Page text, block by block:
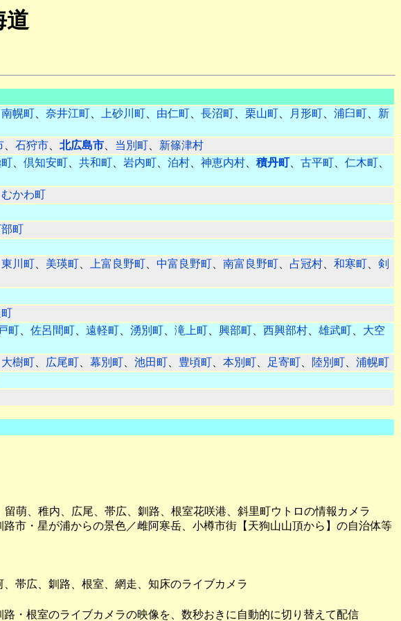
道
南幌町、 奈井江町、 上砂川町、 由仁町、 長沼町、 栗山町、 月形町、 浦臼町、 新
、 石狩市、 北広島市、 当別町、 新篠津村
、 倶知安町、 共和町、 岩内町、 泊村、 神恵内村、 積丹町、 古平町、 仁木町、
むかわ町
町
東川町、 美瑛町、 上富良野町、 中富良野町、 南富良野町、 占冠村、 和寒町、 剣
町、 佐呂間町、 遠軽町、 湧別町、 滝上町、 興部町、 西興部村、 雄武町、 大空
大樹町、 広尾町、 幕別町、 池田町、 豊頃町、 本別町、 足寄町、 陸別町、 浦幌町
萌、稚内、広尾、帯広、釧路、根室花咲港、斜里町ウトロの情報カメラ
市・星が浦からの景色／雌阿寒岳、小樽市街【天狗山山頂から】の自治体等
帯広、釧路、根室、網走、知床のライブカメラ
・根室のライブカメラの映像を、数秒おきに自動的に切り替えて配信